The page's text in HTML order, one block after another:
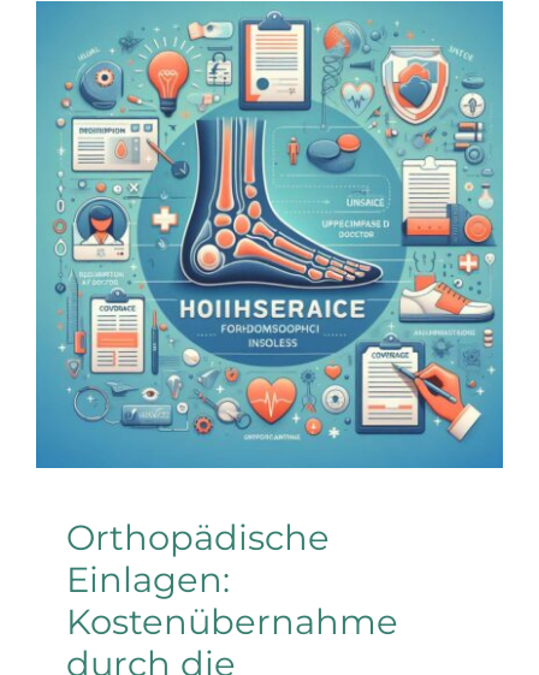
Orthopädische
Einlagen:
Kostenübernahme
durch die
Krankenkasse
Allgemein
Orthopädische
Einlagen:
Kostenübernahme
durch die